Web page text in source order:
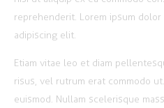
reprehenderit. Lorem ipsum
adipiscing elit.
Etiam vitae leo et diam
risus, vel rutrum erat commodo
euismod. Nullam scelerisque